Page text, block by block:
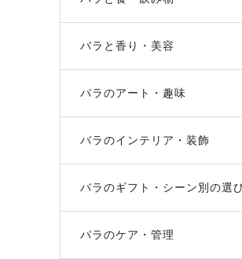
バラと香り・美容
バラのアート・趣味
バラのインテリア・装飾
バラのギフト・シーン別の選
バラのケア・管理